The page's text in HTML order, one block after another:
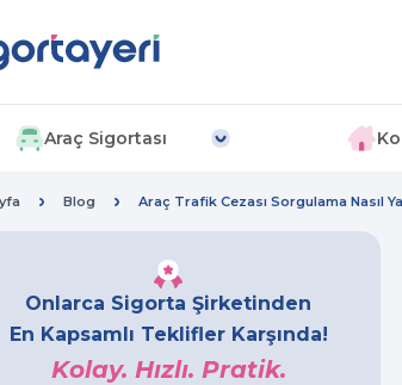
Araç Sigortası
Blog Araç Trafik Cezası Sorgulama Nasıl
Onlarca Sigorta Şirketinden
En Kapsamlı Teklifler Karşında!
Kolay. Hızlı. Pratik.